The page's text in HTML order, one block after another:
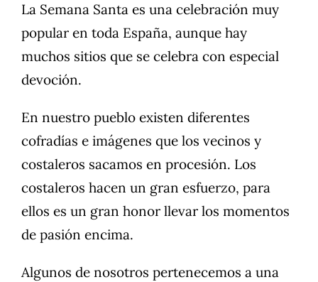
La Semana Santa es una celebración muy
popular en toda España, aunque hay
muchos sitios que se celebra con especial
devoción.
En nuestro pueblo existen diferentes
cofradías e imágenes que los vecinos y
costaleros sacamos en procesión. Los
costaleros hacen un gran esfuerzo, para
ellos es un gran honor llevar los momentos
de pasión encima.
Algunos de nosotros pertenecemos a una